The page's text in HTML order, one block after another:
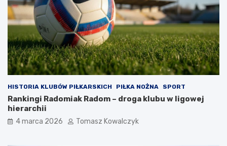
HISTORIA KLUBÓW PIŁKARSKICH PIŁKA NOŻNA SPORT
Rankingi Radomiak Radom – droga klubu w ligowej
hierarchii
4 marca 2026 Tomasz Kowalczyk